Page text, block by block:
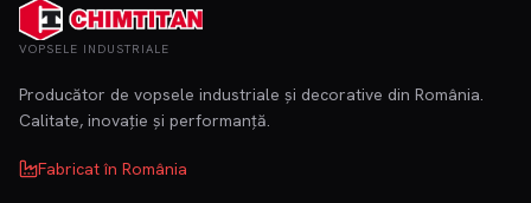
VOPSELE INDUSTRIALE
Producător de vopsele industriale și decorative din România.
Calitate, inovație și performanță.
Fabricat în România